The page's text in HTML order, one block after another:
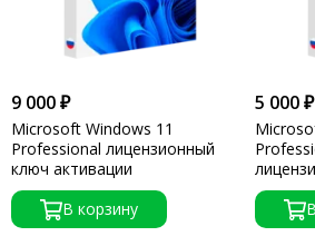
9 000 ₽
Microsoft Windows 11
Professional лицензионный
ключ активации
В корзину
5 000 ₽